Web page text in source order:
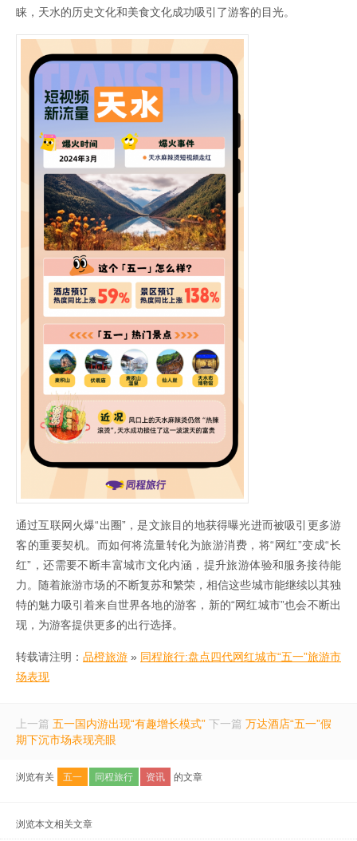
睐，天水的历史文化和美食文化成功吸引了游客的目光。
通过互联网火爆“出圈”，是文旅目的地获得曝光进而被吸引更多游
客的重要契机。而如何将流量转化为旅游消费，将“网红”变成“长
红”，还需要不断丰富城市文化内涵，提升旅游体验和服务接待能
力。随着旅游市场的不断复苏和繁荣，相信这些城市能继续以其独
特的魅力吸引着来自世界各地的游客，新的“网红城市”也会不断出
现，为游客提供更多的出行选择。
转载请注明： 品橙旅游 » 同程旅行:盘点四代网红城市“五一”旅游市
场表现
上一篇 五一国内游出现“有趣增长模式” 下一篇 万达酒店“五一”假
期下沉市场表现亮眼
浏览有关 五一 同程旅行 资讯 的文章
浏览本文相关文章